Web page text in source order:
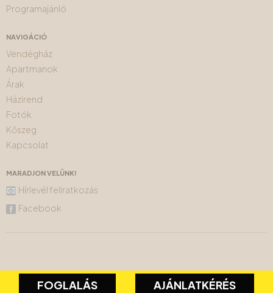
Programajánló
NAVIGÁCIÓ
Vendégház
Apartmanok
Árak
Házirend
Fotók
Kőszeg
Kapcsolat
MARADJON VELÜNK!
Hírlevél feliratkozás
Facebook
FOGLALÁS AJÁNLATKÉRÉS